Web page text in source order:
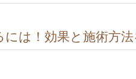
は！効果と施術方